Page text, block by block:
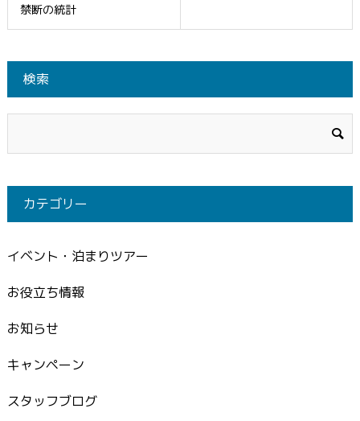
禁断の統計
検索
カテゴリー
イベント・泊まりツアー
お役立ち情報
お知らせ
キャンペーン
スタッフブログ